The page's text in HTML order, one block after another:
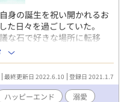
身の誕生を祝い開かれるお
た日々を過ごしていた。
な石で好きな場所に転移
移先の森でうたたねしたミ
大きな人間の男がいて......
バの第2王子の異種間恋愛物
ロ無し。2章以降や番外編
。※背後注意内容の時は*マ
最終更新日 2022.6.10 登録日 2021.1.7
ハッピーエンド
溺愛